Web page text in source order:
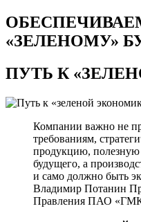
«ЗЕЛЕНОМУ»
ПУТЬ К
Компании важно не
требованиям,
продукцию, полезную
будущего, а
и само должно быть
Владимир Потанин
Правления ПАО «ГМК